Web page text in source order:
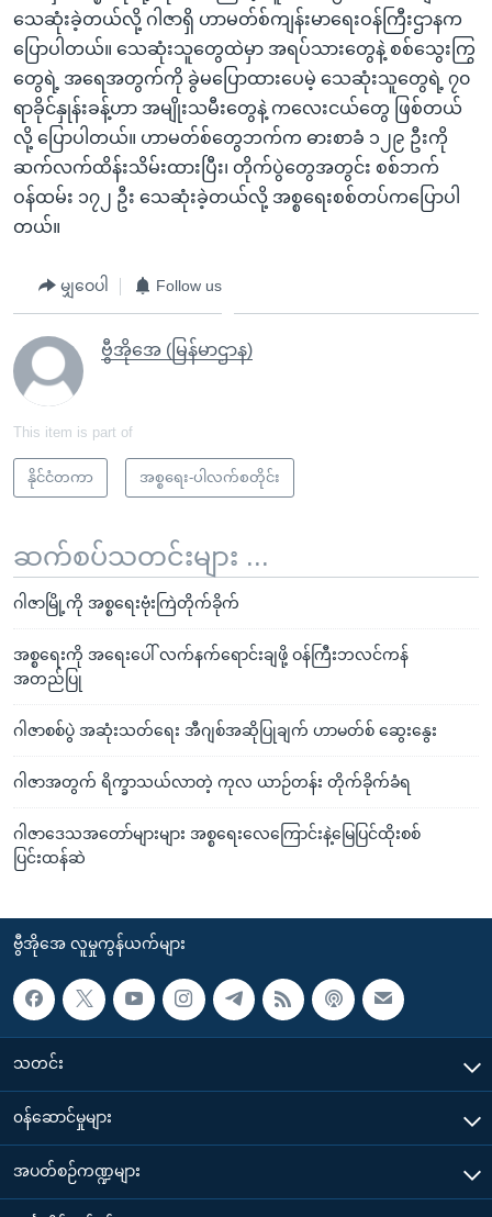
သေဆုံးခဲ့တယ်လို့ ဂါဇာရှိ ဟာမတ်စ်ကျန်းမာရေးဝန်ကြီးဌာနက
ပြောပါတယ်။ သေဆုံးသူတွေထဲမှာ အရပ်သားတွေနဲ့ စစ်သွေးကြွ
တွေရဲ့ အရေအတွက်ကို ခွဲမပြောထားပေမဲ့ သေဆုံးသူတွေရဲ့ ၇၀
ရာခိုင်နှုန်းခန့်ဟာ အမျိုးသမီးတွေနဲ့ ကလေးငယ်တွေ ဖြစ်တယ်
လို့ ပြောပါတယ်။ ဟာမတ်စ်တွေဘက်က ဓားစာခံ ၁၂၉ ဦးကို
ဆက်လက်ထိန်းသိမ်းထားပြီး၊ တိုက်ပွဲတွေအတွင်း စစ်ဘက်
ဝန်ထမ်း ၁၇၂ ဦး သေဆုံးခဲ့တယ်လို့ အစ္စရေးစစ်တပ်ကပြောပါ
တယ်။
မျှဝေပါ Follow us
ဗွီအိုအေ (မြန်မာဌာန)
This item is part of
နိုင်ငံတကာ အစ္စရေး-ပါလက်စတိုင်း
ဆက်စပ်သတင်းများ ...
ဂါဇာမြို့ကို အစ္စရေးဗုံးကြဲတိုက်ခိုက်
အစ္စရေးကို အရေးပေါ် လက်နက်ရောင်းချဖို့ ဝန်ကြီးဘလင်ကန်
အတည်ပြု
ဂါဇာစစ်ပွဲ အဆုံးသတ်ရေး အီဂျစ်အဆိုပြုချက် ဟာမတ်စ် ဆွေးနွေး
ဂါဇာအတွက် ရိက္ခာသယ်လာတဲ့ ကုလ ယာဉ်တန်း တိုက်ခိုက်ခံရ
ဂါဇာဒေသအတော်များများ အစ္စရေးလေကြောင်းနဲ့မြေပြင်ထိုးစစ်
ပြင်းထန်ဆဲ
ဗွီအိုအေ လူမှုကွန်ယက်များ
သတင်း
၀န်ဆောင်မှုများ
အပတ်စဉ်ကဏ္ဍများ